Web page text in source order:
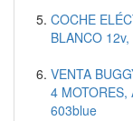
COCHE
BLANCO
VENTA
4
603blue